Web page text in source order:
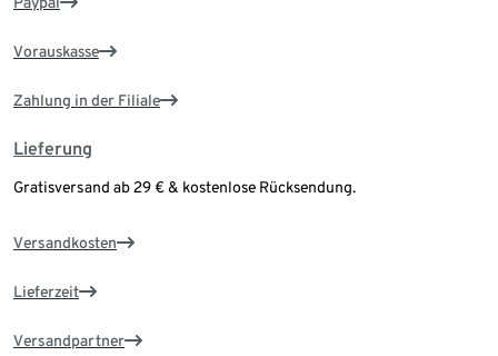
Vorauskasse
Zahlung in der Filiale
Lieferung
Gratisversand ab 29 € & kostenlose Rücksendung.
Versandkosten
Lieferzeit
Versandpartner